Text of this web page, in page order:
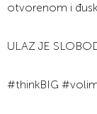
otvorenom i
ULAZ JE
#thinkBIG